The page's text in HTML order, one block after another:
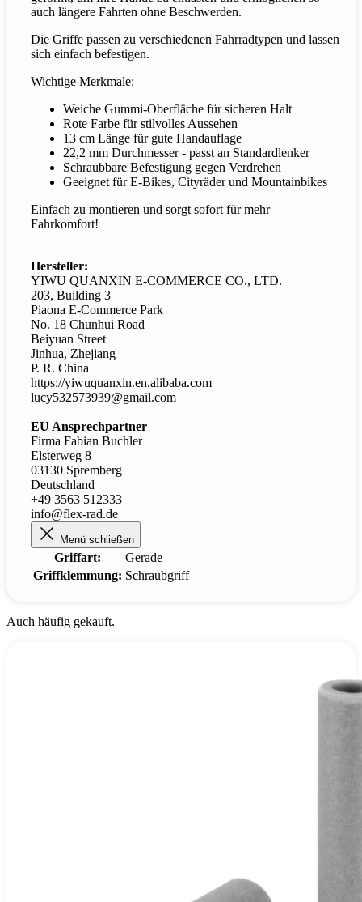
auch längere Fahrten ohne Beschwerden.
Die Griffe passen zu verschiedenen Fahrradtypen und lassen
sich einfach befestigen.
Wichtige Merkmale:
Weiche Gummi-Oberfläche für sicheren Halt
Rote Farbe für stilvolles Aussehen
13 cm Länge für gute Handauflage
22,2 mm Durchmesser - passt an Standardlenker
Schraubbare Befestigung gegen Verdrehen
Geeignet für E-Bikes, Cityräder und Mountainbikes
Einfach zu montieren und sorgt sofort für mehr
Fahrkomfort!
Hersteller:
YIWU QUANXIN E-COMMERCE CO., LTD.
203, Building 3
Piaona E-Commerce Park
No. 18 Chunhui Road
Beiyuan Street
Jinhua, Zhejiang
P. R. China
https://yiwuquanxin.en.alibaba.com
lucy532573939@gmail.com
EU Ansprechpartner
Firma Fabian Buchler
Elsterweg 8
03130 Spremberg
Deutschland
+49 3563 512333
info@flex-rad.de
Menü schließen
Griffart:
Gerade
Griffklemmung: Schraubgriff
Auch häufig gekauft.